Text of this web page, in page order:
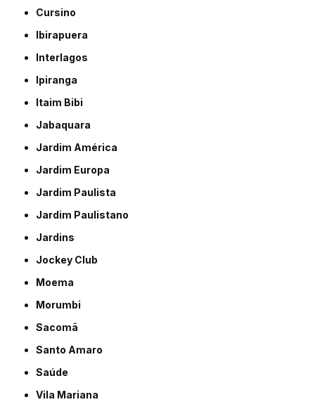
Cursino
Ibirapuera
Interlagos
Ipiranga
Itaim Bibi
Jabaquara
Jardim América
Jardim Europa
Jardim Paulista
Jardim Paulistano
Jardins
Jockey Club
Moema
Morumbi
Sacomã
Santo Amaro
Saúde
Vila Mariana